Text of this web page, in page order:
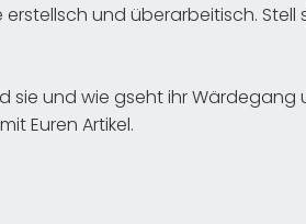
erstellsch und überarbeitisch. Stell
sie und wie gseht ihr Wärdegang
Euren Artikel.